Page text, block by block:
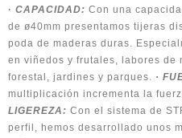
· CAPACIDAD: Con una
de ø40mm presentamos tijeras
poda de maderas duras.
en viñedos y frutales, labores de
forestal, jardines y parques. ·
multiplicación incrementa la
LIGEREZA: Con el sistema de
perfil, hemos desarrollado unos